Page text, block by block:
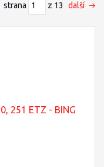
strana z 13 další